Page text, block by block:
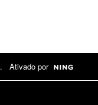
. Ativado por